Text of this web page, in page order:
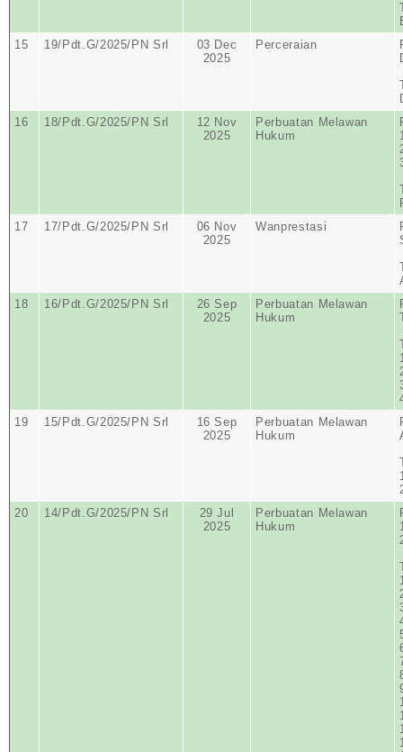
15
19/Pdt.G/2025/PN Srl
03 Dec
2025
Perceraian
16
18/Pdt.G/2025/PN Srl
12 Nov
2025
Perbuatan Melawan
Hukum
17
17/Pdt.G/2025/PN Srl
06 Nov
2025
Wanprestasi
18
16/Pdt.G/2025/PN Srl
26 Sep
2025
Perbuatan Melawan
Hukum
19
15/Pdt.G/2025/PN Srl
16 Sep
2025
Perbuatan Melawan
Hukum
20
14/Pdt.G/2025/PN Srl
29 Jul
2025
Perbuatan Melawan
Hukum